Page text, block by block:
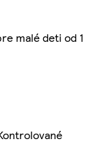
malé deti od 1